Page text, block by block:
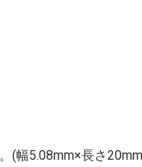
(幅5.08mm×長さ